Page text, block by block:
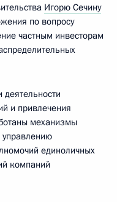
Игорю Сечину
по вопросу
частным инвесторам
и привлечения
механизмы
управлению
единоличных
компаний